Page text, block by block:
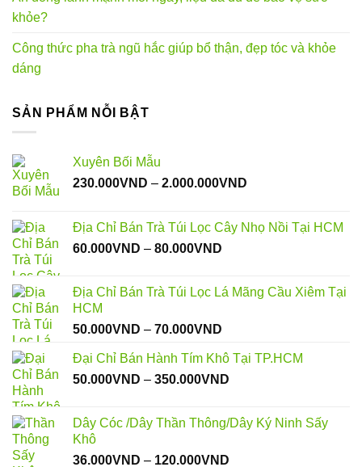
khỏe?
Công thức pha trà ngũ hắc giúp bổ thận, đẹp tóc và khỏe
dáng
SẢN PHẨM NỖI BẬT
Xuyên Bối Mẫu
230.000VND – 2.000.000VND
230.000VND
Địa Chỉ Bán Trà Túi Lọc Cây Nhọ Nồi Tại HCM
60.000VND – 80.000VND
60.000VND
Địa Chỉ Bán Trà Túi Lọc Lá Mãng Cầu Xiêm Tại
HCM
50.000VND – 70.000VND
từ
50.000VND
Đại Chỉ Bán Hành Tím Khô Tại TP.HCM
50.000VND – 350.000VND
50.000VND
Dây Cóc /Dây Thần Thông/Dây Ký Ninh Sấy
Khô
36.000VND – 120.000VND